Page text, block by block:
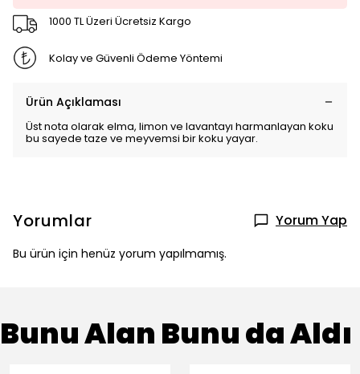
1000 TL Üzeri Ücretsiz Kargo
Kolay ve Güvenli Ödeme Yöntemi
Ürün Açıklaması
Üst nota olarak elma, limon ve lavantayı harmanlayan koku
bu sayede taze ve meyvemsi bir koku yayar.
Yorumlar Yorum Yap
Bu ürün için henüz yorum yapılmamış.
Bunu Alan Bunu da Aldı